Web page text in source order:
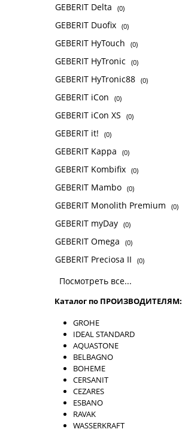
GEBERIT Delta (0)
GEBERIT Duofix (0)
GEBERIT HyTouch (0)
GEBERIT HyTronic (0)
GEBERIT HyTronic88 (0)
GEBERIT iCon (0)
GEBERIT iCon XS (0)
GEBERIT it! (0)
GEBERIT Kappa (0)
GEBERIT Kombifix (0)
GEBERIT Mambo (0)
GEBERIT Monolith Premium (0)
GEBERIT myDay (0)
GEBERIT Omega (0)
GEBERIT Preciosa II (0)
Посмотреть все...
Каталог по ПРОИЗВОДИТЕЛЯМ:
GROHE
IDEAL STANDARD
AQUASTONE
BELBAGNO
BOHEME
CERSANIT
CEZARES
ESBANO
RAVAK
WASSERKRAFT